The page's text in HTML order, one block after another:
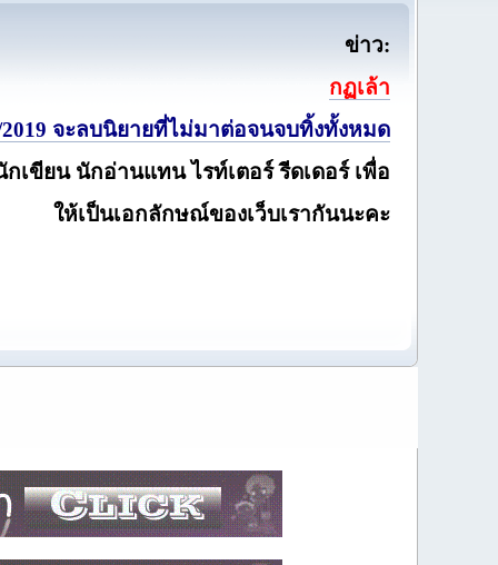
ข่าว:
กฏเล้า
2019 จะลบนิยายที่ไม่มาต่อจนจบทิ้งทั้งหมด
กเขียน นักอ่านแทน ไรท์เตอร์ รีดเดอร์ เพื่อ
ให้เป็นเอกลักษณ์ของเว็บเรากันนะคะ